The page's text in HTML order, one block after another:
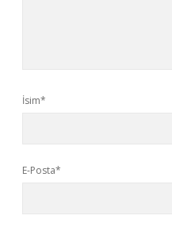
İsim*
E-Posta*